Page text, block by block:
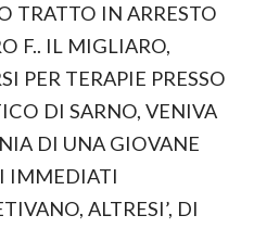
TRATTO IN ARRESTO
F.. IL MIGLIARO,
PER TERAPIE PRESSO
DI SARNO, VENIVA
DI UNA GIOVANE
IMMEDIATI
ALTRESI’, DI